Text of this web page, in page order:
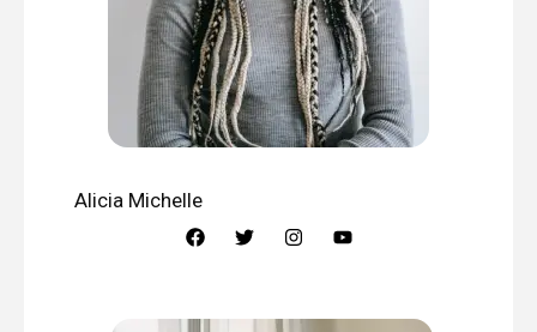
Alicia Michelle